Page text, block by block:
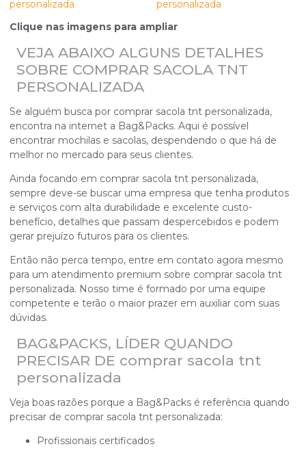
Clique nas imagens para ampliar
VEJA ABAIXO ALGUNS DETALHES
SOBRE COMPRAR SACOLA TNT
PERSONALIZADA
Se alguém busca por comprar sacola tnt personalizada,
encontra na internet a Bag&Packs. Aqui é possível
encontrar mochilas e sacolas, despendendo o que há de
melhor no mercado para seus clientes.
Ainda focando em comprar sacola tnt personalizada,
sempre deve-se buscar uma empresa que tenha produtos
e serviços com alta durabilidade e excelente custo-
benefício, detalhes que passam despercebidos e podem
gerar prejuízo futuros para os clientes.
Então não perca tempo, entre em contato agora mesmo
para um atendimento premium sobre comprar sacola tnt
personalizada. Nosso time é formado por uma equipe
competente e terão o maior prazer em auxiliar com suas
dúvidas.
BAG&PACKS, LÍDER QUANDO
PRECISAR DE comprar sacola tnt
personalizada
Veja boas razões porque a Bag&Packs é referência quando
precisar de comprar sacola tnt personalizada:
profissionais certificados